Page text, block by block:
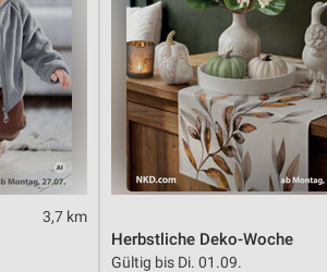
3,7 km
Herbstliche Deko-Woche
Gültig bis Di. 01.09.